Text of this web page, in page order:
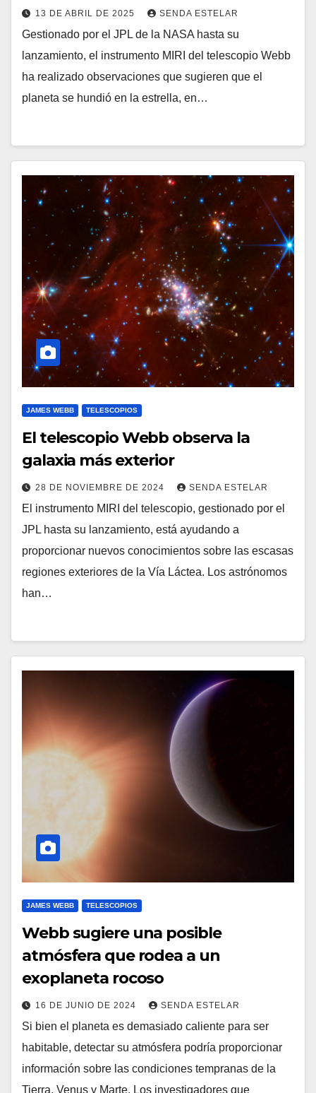
13 DE ABRIL DE 2025 SENDA ESTELAR
Gestionado por el JPL de la NASA hasta su
lanzamiento, el instrumento MIRI del telescopio Webb
ha realizado observaciones que sugieren que el
planeta se hundió en la estrella, en…
JAMES WEBB TELESCOPIOS
El telescopio Webb observa la
galaxia más exterior
28 DE NOVIEMBRE DE 2024 SENDA ESTELAR
El instrumento MIRI del telescopio, gestionado por el
JPL hasta su lanzamiento, está ayudando a
proporcionar nuevos conocimientos sobre las escasas
regiones exteriores de la Vía Láctea. Los astrónomos
han…
JAMES WEBB TELESCOPIOS
Webb sugiere una posible
atmósfera que rodea a un
exoplaneta rocoso
16 DE JUNIO DE 2024 SENDA ESTELAR
Si bien el planeta es demasiado caliente para ser
habitable, detectar su atmósfera podría proporcionar
información sobre las condiciones tempranas de la
Tierra, Venus y Marte. Los investigadores que